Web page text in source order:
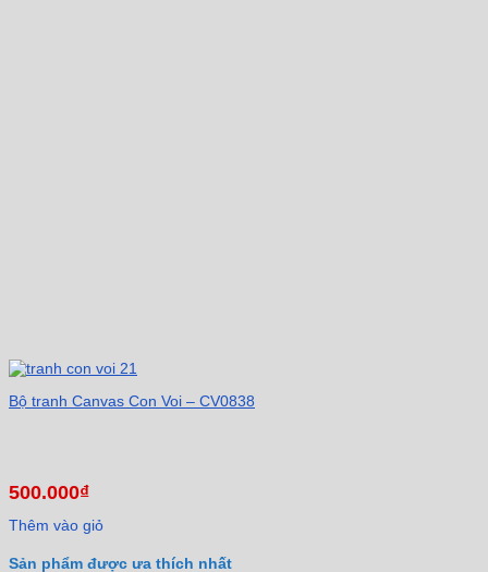
Bộ tranh Canvas Con Voi – CV0838
500.000₫
Thêm vào giỏ
Sản phẩm được ưa thích nhất